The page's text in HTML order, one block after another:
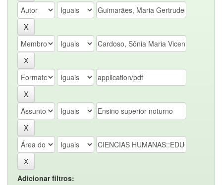
Adicionar filtros: